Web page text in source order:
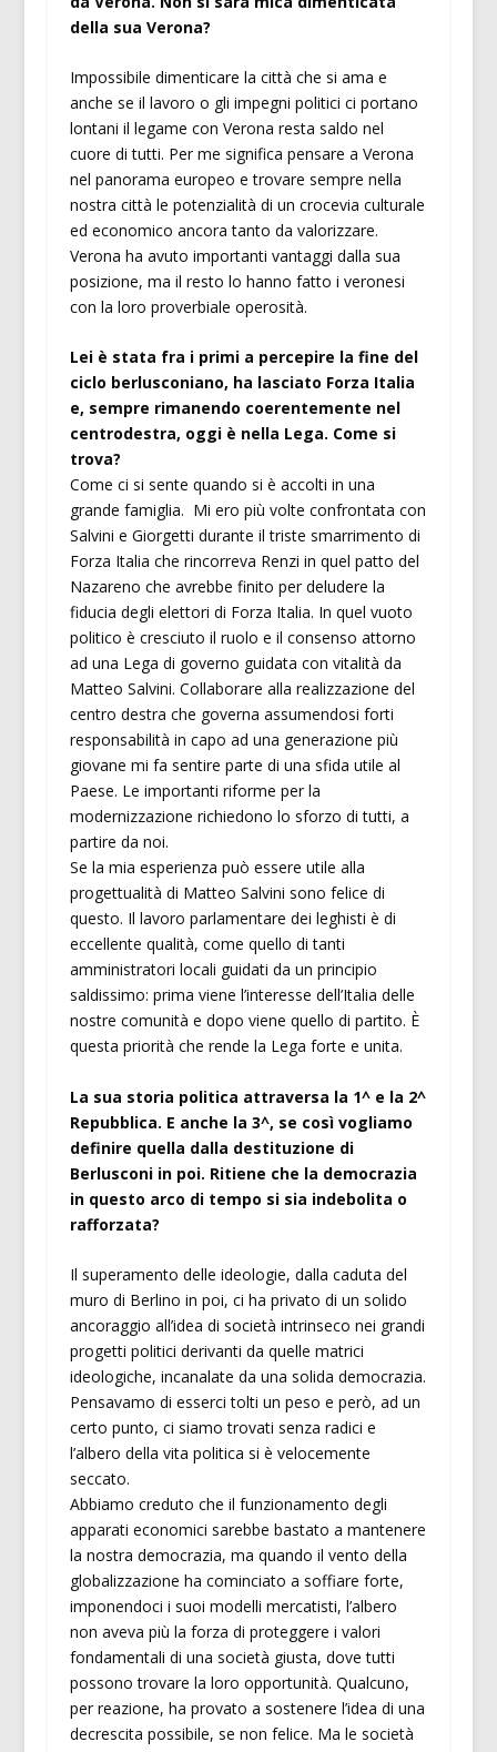
della sua Verona?
Impossibile dimenticare la città che si ama e
anche se il lavoro o gli impegni politici ci portano
lontani il legame con Verona resta saldo nel
cuore di tutti. Per me significa pensare a Verona
nel panorama europeo e trovare sempre nella
nostra città le potenzialità di un crocevia culturale
ed economico ancora tanto da valorizzare.
Verona ha avuto importanti vantaggi dalla sua
posizione, ma il resto lo hanno fatto i veronesi
con la loro proverbiale operosità.
Lei è stata fra i primi a percepire la fine del
ciclo berlusconiano, ha lasciato Forza Italia
e, sempre rimanendo coerentemente nel
centrodestra, oggi è nella Lega. Come si
trova?
Come ci si sente quando si è accolti in una
grande famiglia. Mi ero più volte confrontata con
Salvini e Giorgetti durante il triste smarrimento di
Forza Italia che rincorreva Renzi in quel patto del
Nazareno che avrebbe finito per deludere la
fiducia degli elettori di Forza Italia. In quel vuoto
politico è cresciuto il ruolo e il consenso attorno
ad una Lega di governo guidata con vitalità da
Matteo Salvini. Collaborare alla realizzazione del
centro destra che governa assumendosi forti
responsabilità in capo ad una generazione più
giovane mi fa sentire parte di una sfida utile al
Paese. Le importanti riforme per la
modernizzazione richiedono lo sforzo di tutti, a
partire da noi.
Se la mia esperienza può essere utile alla
progettualità di Matteo Salvini sono felice di
questo. Il lavoro parlamentare dei leghisti è di
eccellente qualità, come quello di tanti
amministratori locali guidati da un principio
saldissimo: prima viene l’interesse dell’Italia delle
nostre comunità e dopo viene quello di partito. È
questa priorità che rende la Lega forte e unita.
La sua storia politica attraversa la 1^ e la 2^
Repubblica. E anche la 3^, se così vogliamo
definire quella dalla destituzione di
Berlusconi in poi. Ritiene che la democrazia
in questo arco di tempo si sia indebolita o
rafforzata?
Il superamento delle ideologie, dalla caduta del
muro di Berlino in poi, ci ha privato di un solido
ancoraggio all’idea di società intrinseco nei grandi
progetti politici derivanti da quelle matrici
ideologiche, incanalate da una solida democrazia.
Pensavamo di esserci tolti un peso e però, ad un
certo punto, ci siamo trovati senza radici e
l’albero della vita politica si è velocemente
seccato.
Abbiamo creduto che il funzionamento degli
apparati economici sarebbe bastato a mantenere
la nostra democrazia, ma quando il vento della
globalizzazione ha cominciato a soffiare forte,
imponendoci i suoi modelli mercatisti, l’albero
non aveva più la forza di proteggere i valori
fondamentali di una società giusta, dove tutti
possono trovare la loro opportunità. Qualcuno,
per reazione, ha provato a sostenere l’idea di una
decrescita possibile, se non felice. Ma le società